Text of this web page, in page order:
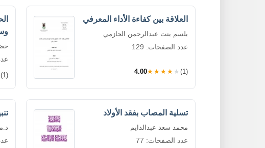
العلاقة بين كفاءة الأداء المعرفي
بلسم بنت عبدالرحمن الحازمي
عدد الصفحات: 129
4.00★★★★★ (1)
(1)
تسلية المصاب بفقد الأولاد
محمد سعد عبدالدايم
عدد الصفحات: 77